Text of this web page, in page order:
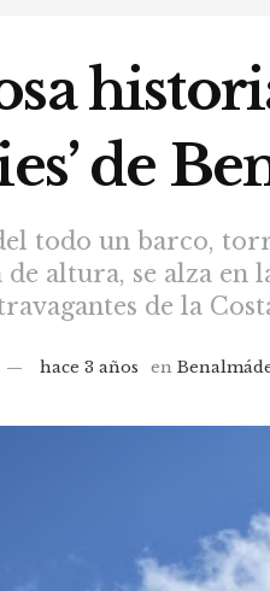
de
todo un barco,
altura, se alza en
de la
hace 3 años en